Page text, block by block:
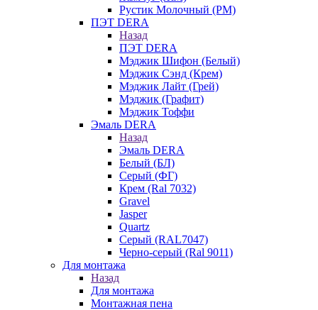
Рустик Молочный (РМ)
ПЭТ DERA
Назад
ПЭТ DERA
Мэджик Шифон (Белый)
Мэджик Сэнд (Крем)
Мэджик Лайт (Грей)
Мэджик (Графит)
Мэджик Тоффи
Эмаль DERA
Назад
Эмаль DERA
Белый (БЛ)
Серый (ФГ)
Крем (Ral 7032)
Gravel
Jasper
Quartz
Серый (RAL7047)
Черно-серый (Ral 9011)
Для монтажа
Назад
Для монтажа
Монтажная пена